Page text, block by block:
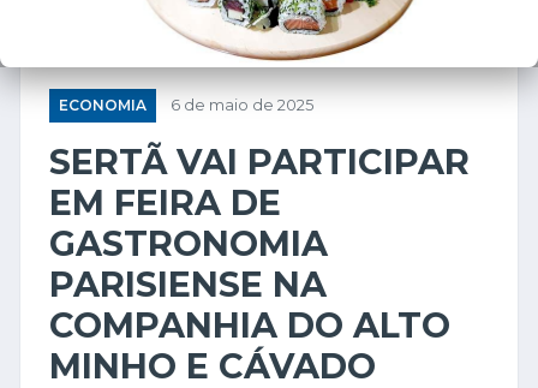
ECONOMIA 6 de maio de 2025
SERTÃ VAI PARTICIPAR
EM FEIRA DE
GASTRONOMIA
PARISIENSE NA
COMPANHIA DO ALTO
MINHO E CÁVADO